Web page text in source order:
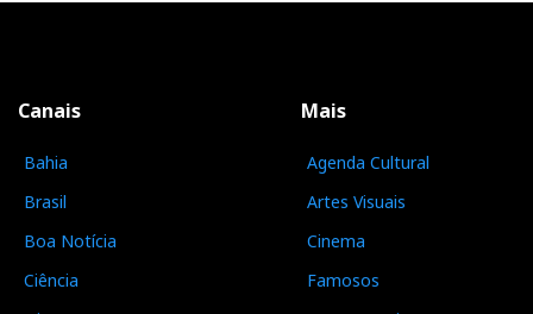
Canais
Bahia
Brasil
Boa Notícia
Ciência
Mais
Agenda Cultural
Artes Visuais
Cinema
Famosos